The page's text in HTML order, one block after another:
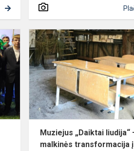
Moksleiviai
tapo
gidais
mokyklos
jubiliejuje
Muziejus „Daiktai liudija“
malkinės transformacija į